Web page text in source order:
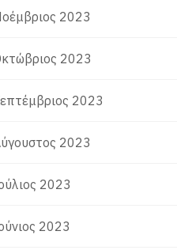
2023
2023
2023
2023
2023
2023